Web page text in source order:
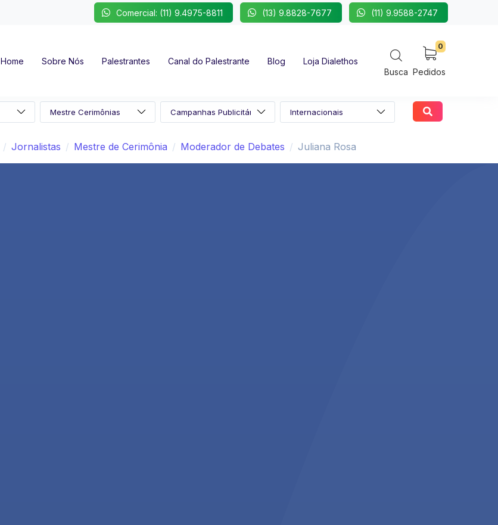
Comercial: (11) 9.4975-8811 (13) 9.8828-7677 (11) 9.9588-2747
Home Sobre Nós Palestrantes Canal do Palestrante Blog
Loja Dialethos
Busca
0
Pedidos
Jornalistas Mestre de Cerimônia Moderador de Debates Juliana Rosa